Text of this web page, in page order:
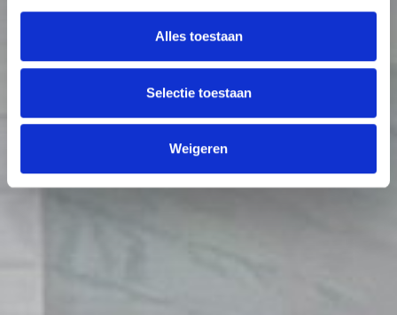
Alles toestaan
Selectie toestaan
Weigeren